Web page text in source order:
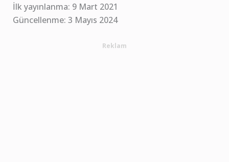
İlk yayınlanma: 9 Mart 2021
Güncellenme: 3 Mayıs 2024
Reklam